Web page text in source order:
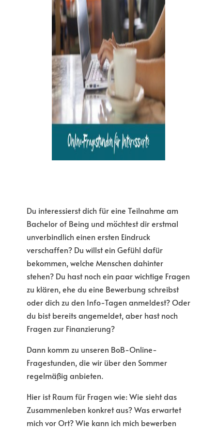
Du interessierst dich für eine Teilnahme am
Bachelor of Being und möchtest dir erstmal
unverbindlich einen ersten Eindruck
verschaffen? Du willst ein Gefühl dafür
bekommen, welche Menschen dahinter
stehen? Du hast noch ein paar wichtige Fragen
zu klären, ehe du eine Bewerbung schreibst
oder dich zu den Info-Tagen anmeldest? Oder
du bist bereits angemeldet, aber hast noch
Fragen zur Finanzierung?
Dann komm zu unseren BoB-Online-
Fragestunden, die wir über den Sommer
regelmäßig anbieten.
Hier ist Raum für Fragen wie: Wie sieht das
Zusammenleben konkret aus? Was erwartet
mich vor Ort? Wie kann ich mich bewerben